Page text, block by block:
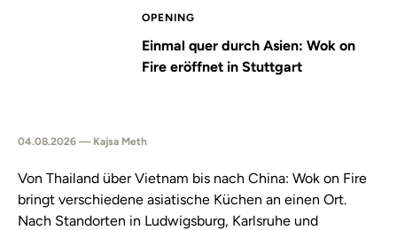
OPENING
Einmal quer durch Asien: Wok on
Fire eröffnet in Stuttgart
04.08.2026 — Kajsa Meth
Von Thailand über Vietnam bis nach China: Wok on Fire
bringt verschiedene asiatische Küchen an einen Ort.
Nach Standorten in Ludwigsburg, Karlsruhe und